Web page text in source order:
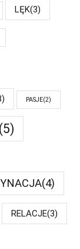
LĘK(3)
PASJE(2)
(5)
(4)
RELACJE(3)